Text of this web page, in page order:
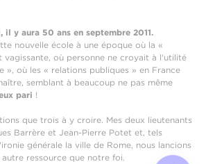
il y aura 50 ans en septembre 2011.
nouvelle école à une époque où la «
vagissante, où personne ne croyait à l'utilité
», où les « relations publiques » en France
semblant à beaucoup ne pas même
pari !
que trois à y croire. Mes deux lieutenants
Barrère et Jean-Pierre Potet et, tels
générale la ville de Rome, nous lancions
autre ressource que notre foi.